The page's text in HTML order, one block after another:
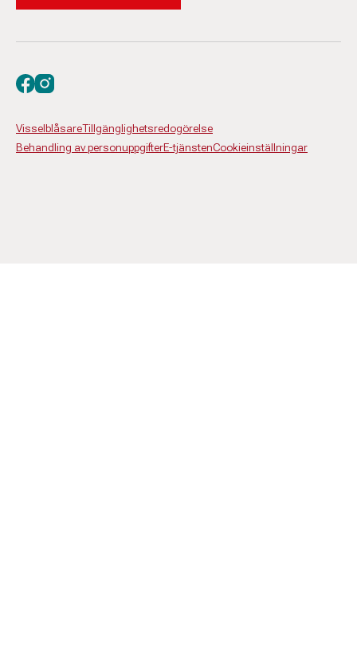
VisselblåsareTillgänglighetsredogörelse
Behandling av personuppgifterE-tjänstenCookieinställningar
Besök oss på facebook
Besök oss på instagram